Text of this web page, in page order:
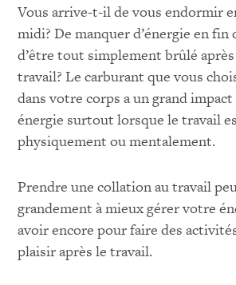
Vous arrive-t-il de vous endormir
midi? De manquer d’énergie en fin
d’être tout simplement brûlé
travail? Le carburant que vous
dans votre corps a un grand
énergie surtout lorsque le travail
physiquement ou mentalement.
Prendre une collation au travail
grandement à mieux gérer votre
avoir encore pour faire des
plaisir après le travail.